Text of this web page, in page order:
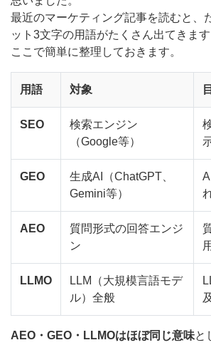
最近のマーケティング記事を読むと、
ット3文字の用語がたくさん出てきます
ここで簡単に整理しておきます。
用語 対象
SEO
検索エンジン
（Google等）
GEO
生成AI（ChatGPT、
Gemini等）
AEO
質問形式の回答エンジ
ン
LLMO
LLM（大規模言語モデ
ル）全般
AEO・GEO・LLMOはほぼ同じ意味と